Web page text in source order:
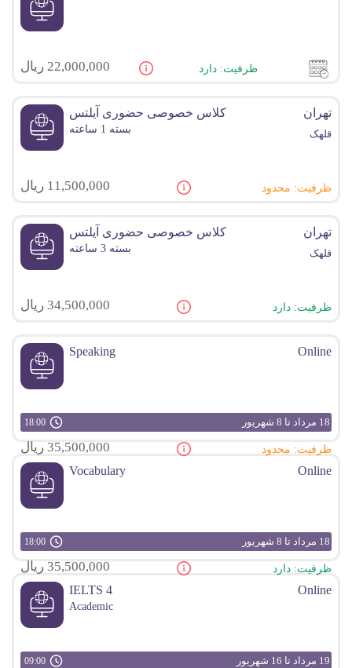
ظرفیت: دارد 22,000,000 ریال
تهران
قلهک
کلاس خصوصی حضوری آیلتس
بسته 1 ساعته
ظرفیت: محدود 11,500,000 ریال
تهران
قلهک
کلاس خصوصی حضوری آیلتس
بسته 3 ساعته
ظرفیت: دارد 34,500,000 ریال
Online
Speaking
18 مرداد تا 8 شهریور 18:00
ظرفیت: محدود 35,500,000 ریال
Online
Vocabulary
18 مرداد تا 8 شهریور 18:00
ظرفیت: دارد 35,500,000 ریال
Online
IELTS 4
Academic
19 مرداد تا 16 شهریور 09:00